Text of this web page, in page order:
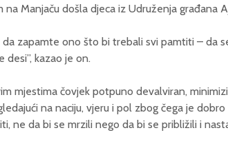
na Manjaču došla djeca iz Udruženja građana
zapamte ono što bi trebali svi pamtiti – da
kazao je on.
mjestima čovjek potpuno devalviran,
na naciju, vjeru i pol zbog čega je
ne da bi se mrzili nego da bi se približili i